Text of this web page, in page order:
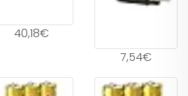
40,18€
7,54€